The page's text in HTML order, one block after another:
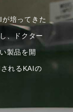
培ってきた
、ドクター
製品を開
れるKAIの